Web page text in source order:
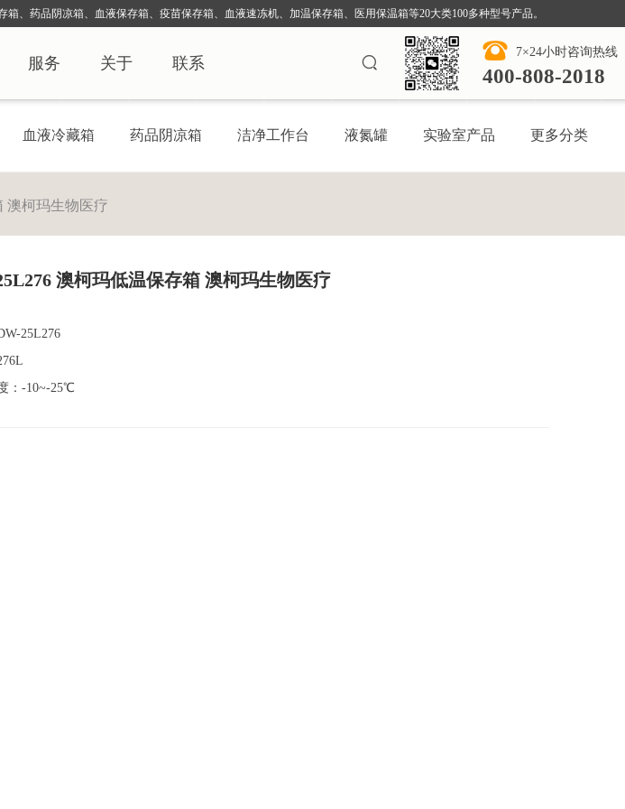
箱、药品阴凉箱、血液保存箱、疫苗保存箱、血液速冻机、加温保存箱、医用保温箱等20大类100多种型号产品。
服务 关于 联系
400-808-2018
7×24小时咨询热线
血液冷藏箱 药品阴凉箱 洁净工作台 液氮罐 实验室产品 更多分类
澳柯玛生物医疗
澳柯玛低温保存箱 澳柯玛生物医疗
25L276
：-10~-25℃